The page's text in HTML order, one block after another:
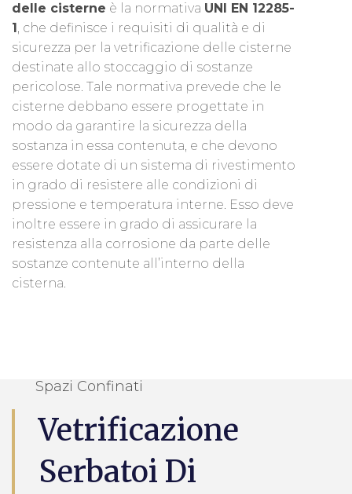
delle cisterne è la normativa UNI EN 12285-
1 , che definisce i requisiti di qualità e di
sicurezza per la vetrificazione delle cisterne
destinate allo stoccaggio di sostanze
pericolose. Tale normativa prevede che le
cisterne debbano essere progettate in
modo da garantire la sicurezza della
sostanza in essa contenuta, e che devono
essere dotate di un sistema di rivestimento
in grado di resistere alle condizioni di
pressione e temperatura interne. Esso deve
inoltre essere in grado di assicurare la
resistenza alla corrosione da parte delle
sostanze contenute all’interno della
cisterna.
Spazi Confinati
Vetrificazione
Serbatoi Di